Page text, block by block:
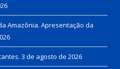
Amazônia. Apresentação da
3 de agosto de 2026